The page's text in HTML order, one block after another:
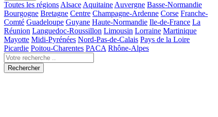
Toutes les régions Alsace Aquitaine Auvergne Basse-Normandie
Bourgogne Bretagne Centre Champagne-Ardenne Corse Franche-
Comté Guadeloupe Guyane Haute-Normandie Ile-de-France La
Réunion Languedoc-Roussillon Limousin Lorraine Martinique
Mayotte Midi-Pyrénées Nord-Pas-de-Calais Pays de la Loire
Picardie Poitou-Charentes PACA Rhône-Alpes
Rechercher